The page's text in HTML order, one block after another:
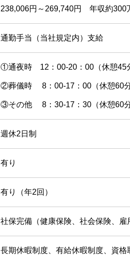
238,006円～269,740円 年収約300
通勤手当（当社規定内）支給
①通夜時 12：00-20：00（休憩45
②葬儀時 8：00-17：00（休憩60分
③その他 8：30-17：30（休憩60分
週休2日制
有り
有り（年2回）
社保完備（健康保険、社会保険、雇
長期休暇制度、有給休暇制度、資